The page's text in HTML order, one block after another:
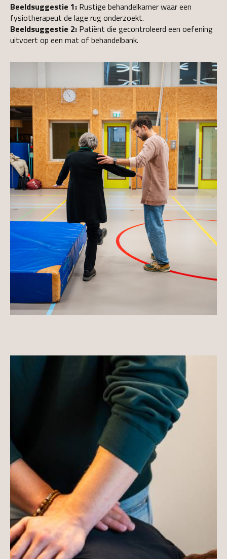
Beeldsuggestie 1: Rustige behandelkamer waar een
fysiotherapeut de lage rug onderzoekt.
Beeldsuggestie 2: Patiënt die gecontroleerd een oefening
uitvoert op een mat of behandelbank.